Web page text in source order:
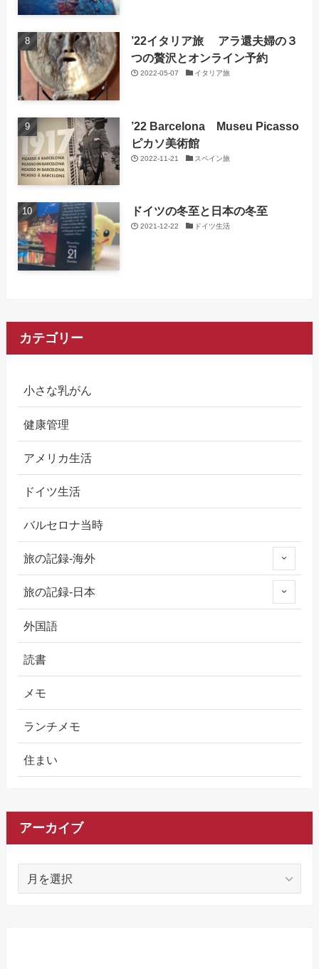
’22イタリア旅 アラ還夫婦の３
つの贅沢とオンライン予約
2022-05-07 イタリア旅
’22 Barcelona Museu Picasso
ピカソ美術館
2022-11-21 スペイン旅
ドイツの冬至と日本の冬至
2021-12-22 ドイツ生活
カテゴリー
小さな乳がん
健康管理
アメリカ生活
ドイツ生活
バルセロナ当時
旅の記録-海外
旅の記録-日本
外国語
読書
メモ
ランチメモ
住まい
アーカイブ